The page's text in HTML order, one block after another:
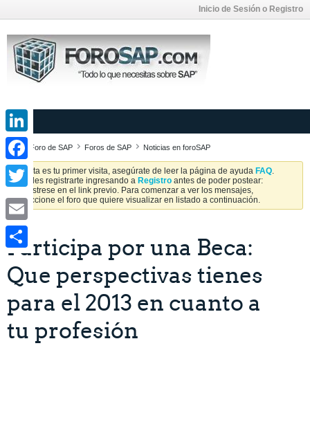
Inicio de Sesión o Registro
Foro de SAP Foros de SAP Noticias en foroSAP
Si esta es tu primer visita, asegúrate de leer la página de ayuda FAQ.
Puedes registrarte ingresando a Registro antes de poder postear:
Regístrese en el link previo. Para comenzar a ver los mensajes,
seleccione el foro que quiere visualizar en listado a continuación.
Participa por una Beca:
Que perspectivas tienes
para el 2013 en cuanto a
tu profesión
LinkedIn
Facebook
Twitter
Email